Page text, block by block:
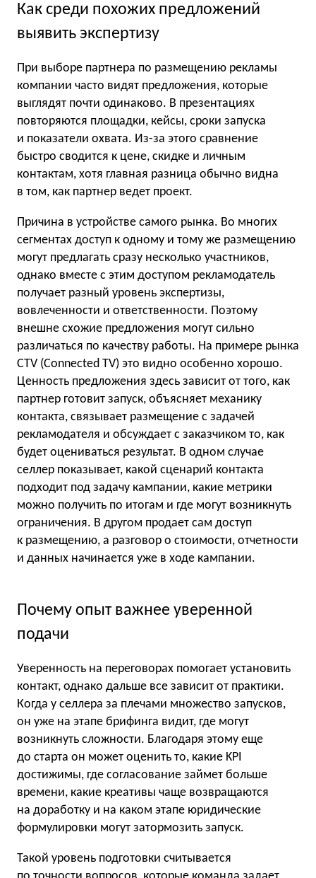
Как среди похожих предложений
выявить экспертизу
При выборе партнера по размещению рекламы
компании часто видят предложения, которые
выглядят почти одинаково. В презентациях
повторяются площадки, кейсы, сроки запуска
и показатели охвата. Из-за этого сравнение
быстро сводится к цене, скидке и личным
контактам, хотя главная разница обычно видна
в том, как партнер ведет проект.
Причина в устройстве самого рынка. Во многих
сегментах доступ к одному и тому же размещению
могут предлагать сразу несколько участников,
однако вместе с этим доступом рекламодатель
получает разный уровень экспертизы,
вовлеченности и ответственности. Поэтому
внешне схожие предложения могут сильно
различаться по качеству работы. На примере рынка
CTV (Connected TV) это видно особенно хорошо.
Ценность предложения здесь зависит от того, как
партнер готовит запуск, объясняет механику
контакта, связывает размещение с задачей
рекламодателя и обсуждает с заказчиком то, как
будет оцениваться результат. В одном случае
селлер показывает, какой сценарий контакта
подходит под задачу кампании, какие метрики
можно получить по итогам и где могут возникнуть
ограничения. В другом продает сам доступ
к размещению, а разговор о стоимости, отчетности
и данных начинается уже в ходе кампании.
Почему опыт важнее уверенной
подачи
Уверенность на переговорах помогает установить
контакт, однако дальше все зависит от практики.
Когда у селлера за плечами множество запусков,
он уже на этапе брифинга видит, где могут
возникнуть сложности. Благодаря этому еще
до старта он может оценить то, какие KPI
достижимы, где согласование займет больше
времени, какие креативы чаще возвращаются
на доработку и на каком этапе юридические
формулировки могут затормозить запуск.
Такой уровень подготовки считывается